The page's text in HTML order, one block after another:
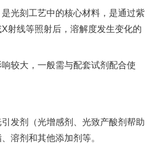
光刻工艺中的核心材料，是通过紫
射线等照射后，溶解度发生变化的
较大，一般需与配套试剂配合使
发剂（光增感剂、光致产酸剂帮助
溶剂和其他添加剂等。